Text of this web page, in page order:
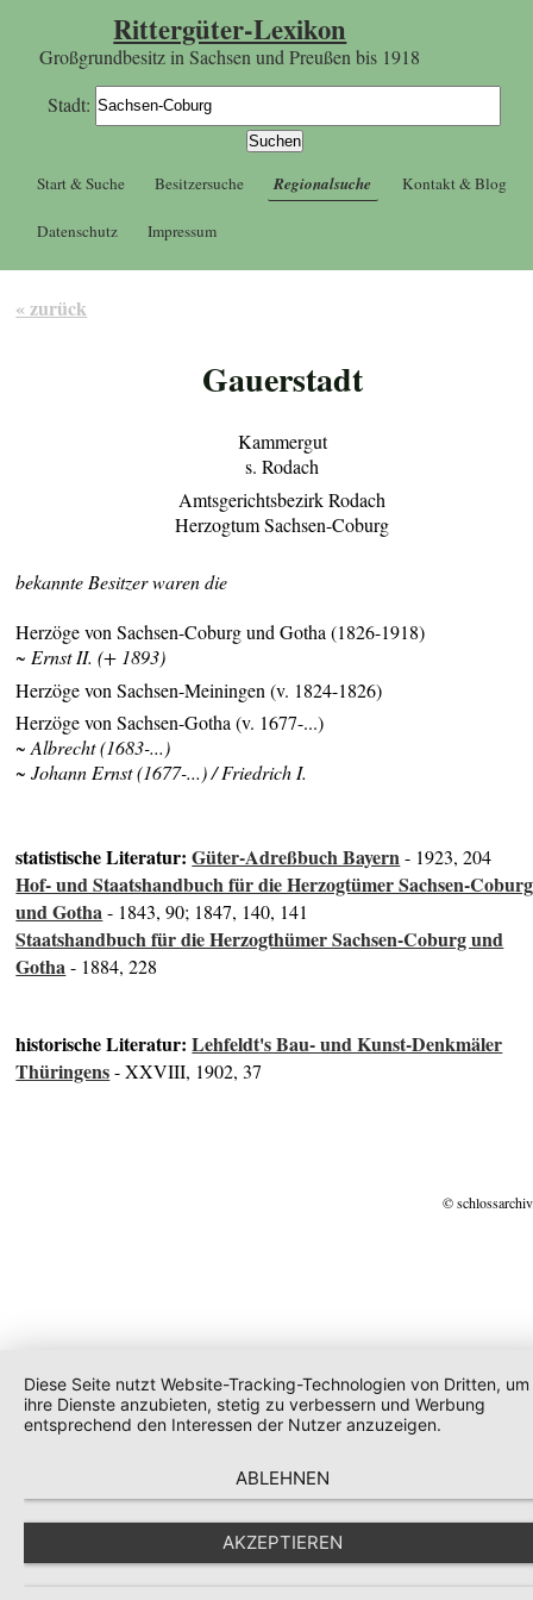
Rittergüter-Lexikon
Großgrundbesitz in Sachsen und Preußen bis 1918
Stadt:
Start & Suche Besitzersuche Regionalsuche Kontakt & Blog
Datenschutz Impressum
« zurück
Gauerstadt
Kammergut
s. Rodach
Amtsgerichtsbezirk Rodach
Herzogtum Sachsen-Coburg
bekannte Besitzer waren die
Herzöge von Sachsen-Coburg und Gotha (1826-1918)
~ Ernst II. (+ 1893)
Herzöge von Sachsen-Meiningen (v. 1824-1826)
Herzöge von Sachsen-Gotha (v. 1677-...)
~ Albrecht (1683-...)
~ Johann Ernst (1677-...) / Friedrich I.
statistische Literatur:Güter-Adreßbuch Bayern- 1923, 204
Hof- und Staatshandbuch für die Herzogtümer Sachsen-Coburg
und Gotha- 1843, 90; 1847, 140, 141
Staatshandbuch für die Herzogthümer Sachsen-Coburg und
Gotha- 1884, 228
historische Literatur:Lehfeldt's Bau- und Kunst-Denkmäler
Thüringens- XXVIII, 1902, 37
©
Diese Seite nutzt Website-Tracking-Technologien von Dritten, um
ihre Dienste anzubieten, stetig zu verbessern und Werbung
entsprechend den Interessen der Nutzer anzuzeigen.
ABLEHNEN
AKZEPTIEREN